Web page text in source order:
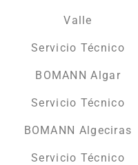
Valle
Servicio Técnico
BOMANN Algar
Servicio Técnico
BOMANN Algeciras
Servicio Técnico